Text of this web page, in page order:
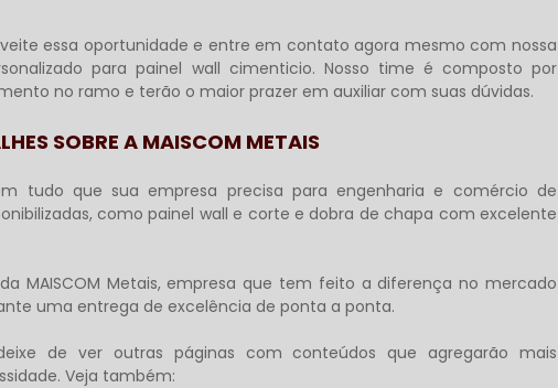
essa oportunidade e entre em contato agora mesmo com nossa
parapainel wall cimenticio. Nosso time é composto por
no ramo e terão o maior prazer em auxiliar com suas dúvidas.
SOBRE A MAISCOM METAIS
tudo que sua empresa precisa para engenharia e comércio de
como painel wall e corte e dobra de chapa com excelente
MAISCOM Metais, empresa que tem feito a diferença no mercado
uma entrega de excelência de ponta a ponta.
de ver outras páginas com conteúdos que agregarão mais
Veja também: